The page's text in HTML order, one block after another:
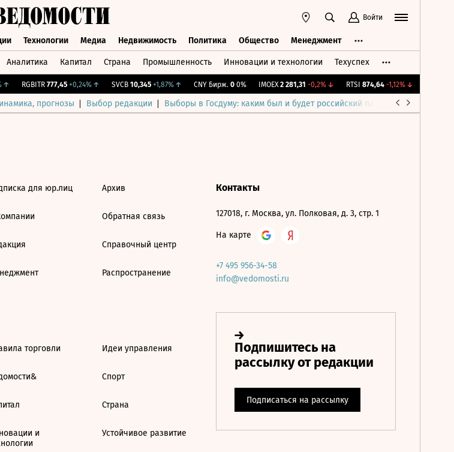
Войти
Технологии Медиа Недвижимость Политика Общество Менеджмент
Аналитика Капитал Страна Промышленность Инновации и технологии Техуспех
RGBITR 777,45 +0,24%↑ SVCB 10,345 +1,87%↑ CNY Бирж. 0 0% IMOEX 2 281,31 -0,2%↓ RTSI 874,64 -1,12%↓
прогнозы Выбор редакции Выборы в Госдуму: каким был и будет российский парламент
для юр.лиц Архив
Обратная связь
Справочный центр
Распространение
торговли
и
Идеи управления
Спорт
Страна
Устойчивое развитие
Контакты
127018, г. Москва, ул. Полковая, д. 3, стр. 1
На карте
+7 495 956-34-58
info@vedomosti.ru